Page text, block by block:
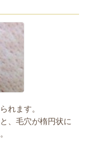
れます。
、毛穴が楕円状に